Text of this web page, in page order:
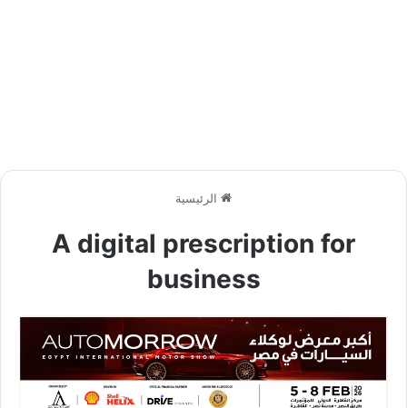
الرئيسية
A digital prescription for
business